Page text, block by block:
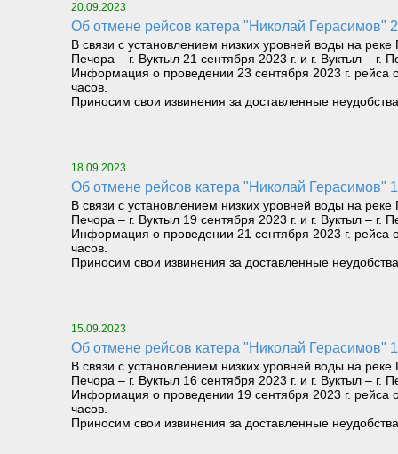
20.09.2023
Об отмене рейсов катера "Николай Герасимов"
В связи с установлением низких уровней воды на
Печора – г. Вуктыл 21 сентября 2023 г. и г. Вуктыл – г.
Информация о проведении 23 сентября 2023 г. рейса
часов.
Приносим свои извинения за доставленные
18.09.2023
Об отмене рейсов катера "Николай Герасимов"
В связи с установлением низких уровней воды на
Печора – г. Вуктыл 19 сентября 2023 г. и г. Вуктыл – г.
Информация о проведении 21 сентября 2023 г. рейса
часов.
Приносим свои извинения за доставленные
15.09.2023
Об отмене рейсов катера "Николай Герасимов"
В связи с установлением низких уровней воды на
Печора – г. Вуктыл 16 сентября 2023 г. и г. Вуктыл – г.
Информация о проведении 19 сентября 2023 г. рейса
часов.
Приносим свои извинения за доставленные